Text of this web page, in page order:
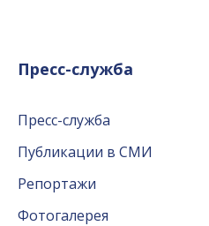
Пресс-служба
Пресс-служба
Публикации в СМИ
Репортажи
Фотогалерея